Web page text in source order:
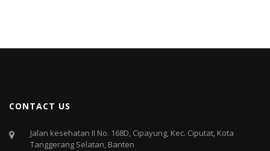
CONTACT US
Jalan kesehatan II No. 168D, Cipayung, Kec. Ciputat, Kota
Tanggerang Selatan, Banten